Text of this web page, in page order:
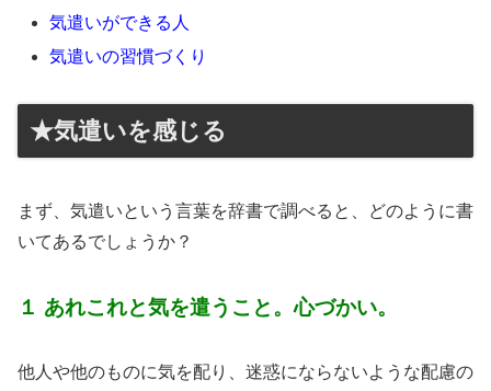
気遣いができる人
気遣いの習慣づくり
★気遣いを感じる
まず、気遣いという言葉を辞書で調べると、どのように書
いてあるでしょうか？
１ あれこれと気を遣うこと。心づかい。
他人や他のものに気を配り、迷惑にならないような配慮の